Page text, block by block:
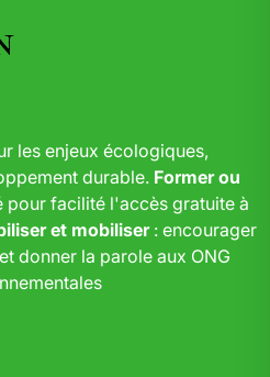
les enjeux écologiques,
durable. Former ou
pour facilité l'accès gratuite à
et mobiliser: encourager
donner la parole aux ONG